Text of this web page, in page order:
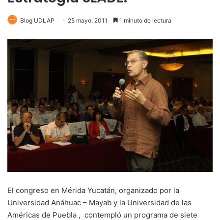
Blog UDLAP 25 mayo, 2011 1 minuto de lectura
El congreso en Mérida Yucatán, organizado por la
Universidad Anáhuac – Mayab y la Universidad de las
Américas de Puebla , contempló un programa de siete